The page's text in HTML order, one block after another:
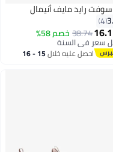
رايد مايف أنيمال
4
38.74 خصم 58%
سعر في السنة
سعر في السنة
احصل عليه خلال 15 - 16